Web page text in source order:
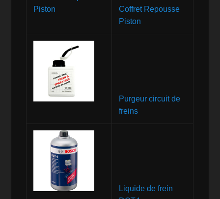
Coffret Repousse
Piston
Purgeur circuit de
freins
Liquide de frein